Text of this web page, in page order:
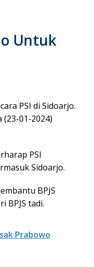
Untuk
PSI di Sidoarjo.
01-2024)
PSI
Sidoarjo.
BPJS
BPJS tadi.
Prabowo